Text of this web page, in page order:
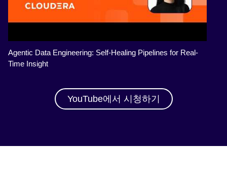
Agentic Data Engineering: Self-Healing Pipelines for Real-
Time Insight
YouTube에서 시청하기